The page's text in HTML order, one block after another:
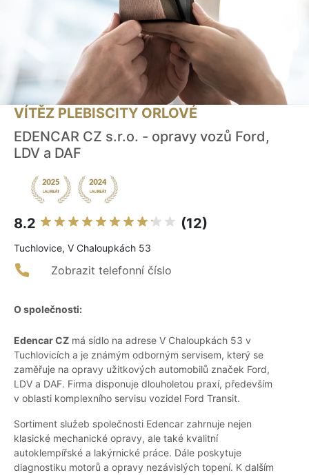
VÍTĚZ PLEBISCITY ORLOVÉ
EDENCAR CZ s.r.o. - opravy vozů Ford,
LDV a DAF
8.2 (12)
Tuchlovice, V Chaloupkách 53
Zobrazit telefonní číslo
O společnosti:
Edencar CZ má sídlo na adrese V Chaloupkách 53 v
Tuchlovicích a je známým odborným servisem, který se
zaměřuje na opravy užitkových automobilů značek Ford,
LDV a DAF. Firma disponuje dlouholetou praxí, především
v oblasti komplexního servisu vozidel Ford Transit.
Sortiment služeb společnosti Edencar zahrnuje nejen
klasické mechanické opravy, ale také kvalitní
autoklempířské a lakýrnické práce. Dále poskytuje
diagnostiku motorů a opravy nezávislých topení. K dalším